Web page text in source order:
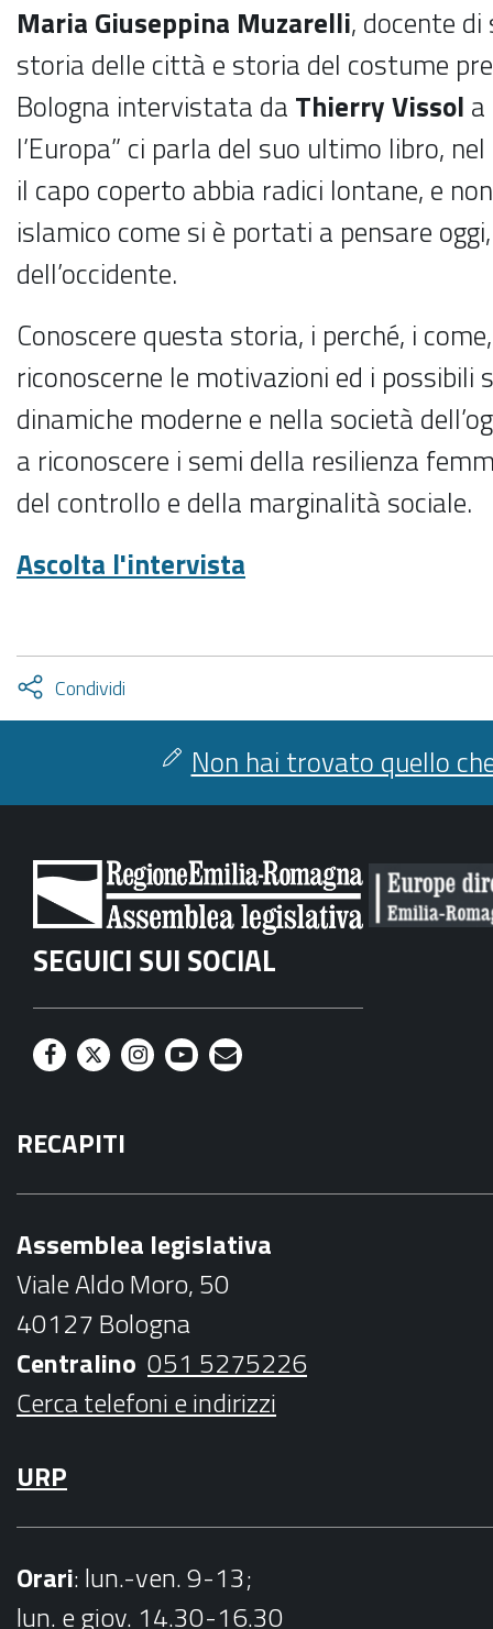
Maria Giuseppina Muzarelli, docente
storia delle città e storia del costume
Bologna intervistata da Thierry Vissol
l’Europa” ci parla del suo ultimo libro,
il capo coperto abbia radici lontane, e
islamico come si è portati a pensare
dell’occidente.
Conoscere questa storia, i perché, i
riconoscerne le motivazioni ed i possibili
dinamiche moderne e nella società
a riconoscere i semi della resilienza
del controllo e della marginalità sociale.
Ascolta l'intervista
Condividi
facebook
twitter
Attiva
condividi
Non hai trovato quello
SEGUICI SUI SOCIAL
F
c
e
k
T
i
t
I
t
a
m
Y
t
b
e
M
l
RECAPITI
Assemblea legislativa
Viale Aldo Moro, 50
40127 Bologna
Centralino 051 5275226
Cerca telefoni e indirizzi
URP
Orari: lun.-ven. 9-13;
lun. e giov. 14.30-16.30